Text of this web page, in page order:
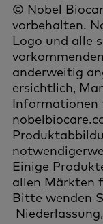
© Nobel
vorbehalten.
Logo und alle
anderweitig
ersichtlich,
Informationen
Einige
allen Märkten
Bitte wenden